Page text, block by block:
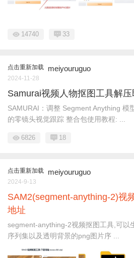
14740 33
点击重新加载 meiyouruguo
2024-11-28
Samurai视频人物抠图工具解
SAMURAI：调整 Segment Anything 模
的零镜头视觉跟踪 整合包使用教程: ...
6826 18
点击重新加载 meiyouruguo
2024-9-13
SAM2(segment-anything-2)视
地址
segment-anything-2视频抠图工具,可以
序列集以及透明背景的png图片序 ...